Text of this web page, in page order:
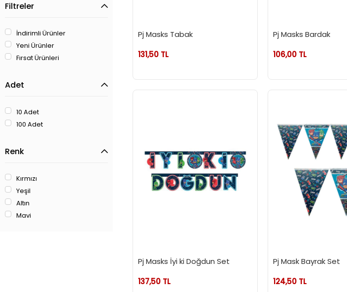
Parti
Sevimli Ayıcık Tema
Roblox
Taş Devri
Kirpi Sonic
Cars
Korsan
Spiderman
Safari
Sirk
Harry Potter
Beşiktaş
Filtreler
İndirimli Ürünler
Yeni Ürünler
Fırsat Ürünleri
Adet
10 Adet
100 Adet
Renk
Kırmızı
Yeşil
Altın
Mavi
Pj Masks Tabak
131,50 TL
Pj Masks Bardak
106,00 TL
Pj Masks İyi ki Doğdun Set
137,50 TL
Pj Mask Bayrak Set
124,50 TL